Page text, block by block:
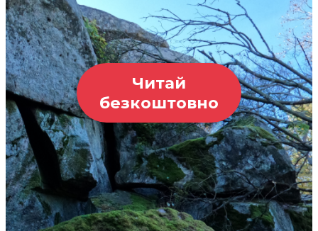
Читай
безкоштовно